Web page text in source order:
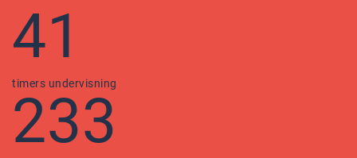
41
timers undervisning
233